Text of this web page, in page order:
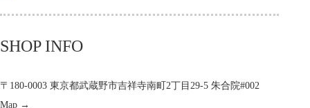
SHOP INFO
〒180-0003 東京都武蔵野市吉祥寺南町2丁目29-5 朱合院#002
Map →